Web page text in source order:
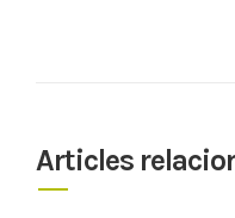
Articles